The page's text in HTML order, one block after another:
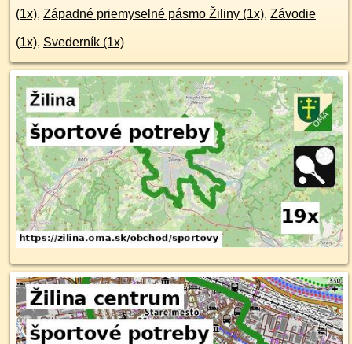
(1x), Západné priemyselné pásmo Žiliny (1x), Závodie
(1x), Svederník (1x)